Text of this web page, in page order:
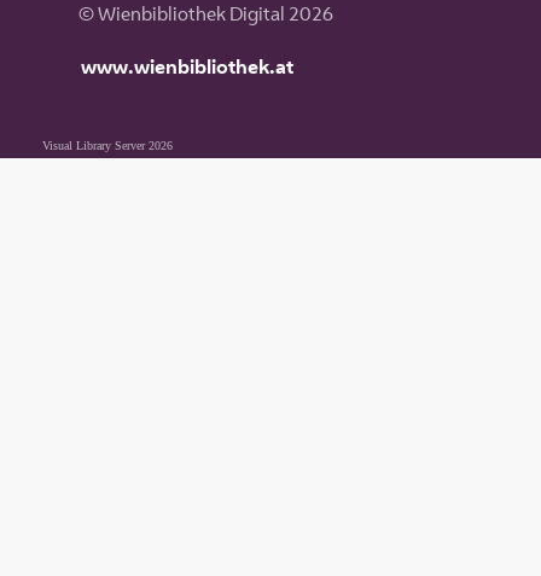
© Wienbibliothek Digital 2026
www.wienbibliothek.at
Visual Library Server 2026